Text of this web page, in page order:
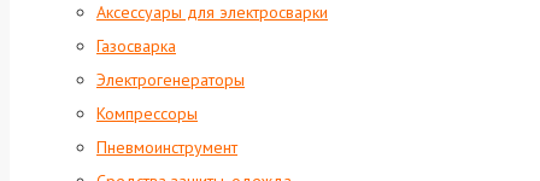
Аксессуары для электросварки
Газосварка
Электрогенераторы
Компрессоры
Пневмоинструмент